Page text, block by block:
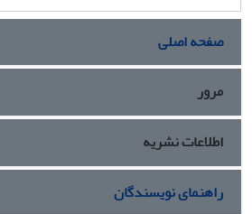
صفحه اصلی
مرور
اطلاعات نشریه
راهنمای نویسندگان